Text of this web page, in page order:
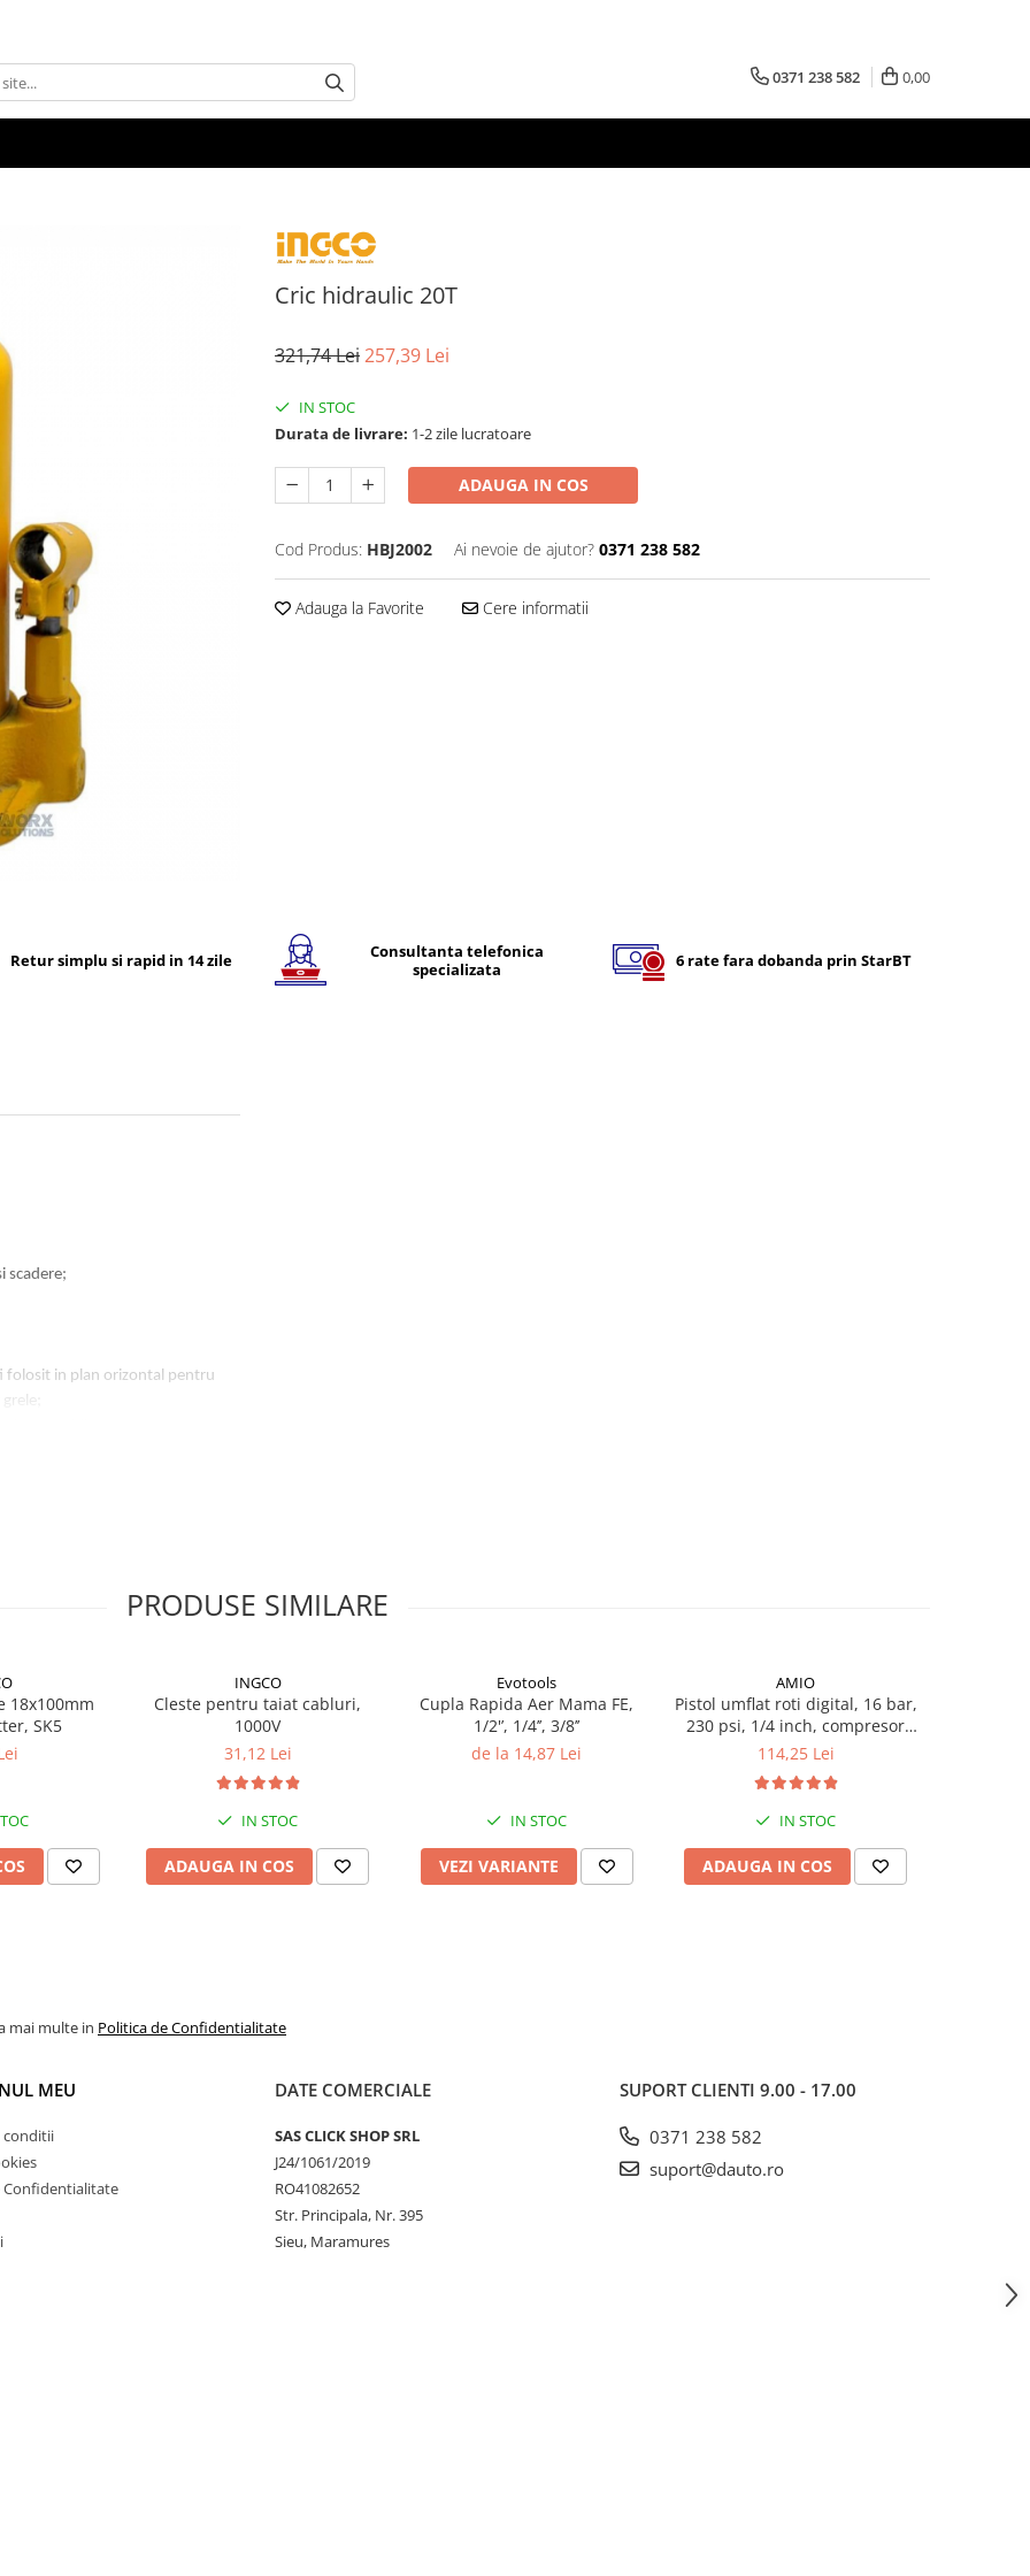
0371 238 582 0,00
Cric hidraulic 20T
321,74 Lei257,39 Lei
IN STOC
Durata de livrare: 1-2 zile lucratoare
ADAUGA IN COS
Cod Produs: HBJ2002 Ai nevoie de ajutor? 0371 238 582
Adauga la Favorite Cere informatii
Retur simplu si rapid in 14 zile
Consultanta telefonica
specializata
6 rate fara dobanda prin StarBT
scadere;
folosit in plan orizontal pentru
sa fie bine strans;
PRODUSE SIMILARE
18x100mm
SK5
INGCO
Cleste pentru taiat cabluri,
1000V
31,12 Lei
IN STOC
ADAUGA IN COS
Evotools
Cupla Rapida Aer Mama FE,
1/2'’, 1/4’’, 3/8’’
de la 14,87 Lei
IN STOC
VEZI VARIANTE
AMIO
Pistol umflat roti digital, 16 bar,
230 psi, 1/4 inch, compresor
aer pentru anvelope auto
114,25 Lei
IN STOC
ADAUGA IN COS
mai multe in Politica de Confidentialitate
MEU
conditii
Confidentialitate
DATE COMERCIALE
SAS CLICK SHOP SRL
J24/1061/2019
RO41082652
Str. Principala, Nr. 395
Sieu, Maramures
SUPORT CLIENTI 9.00 - 17.00
0371 238 582
suport@dauto.ro